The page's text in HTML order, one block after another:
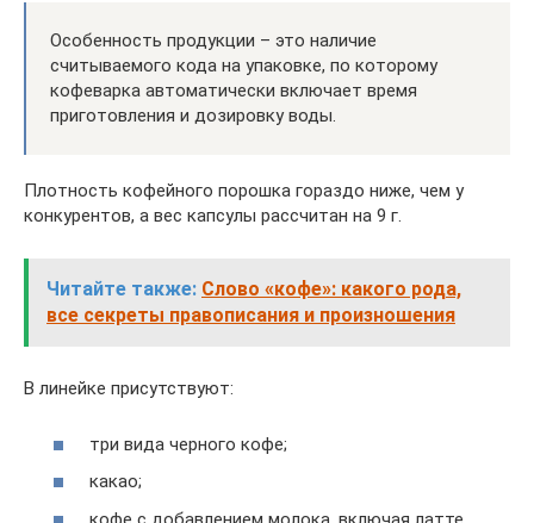
Особенность продукции – это наличие
считываемого кода на упаковке, по которому
кофеварка автоматически включает время
приготовления и дозировку воды.
Плотность кофейного порошка гораздо ниже, чем у
конкурентов, а вес капсулы рассчитан на 9 г.
Читайте также: Слово «кофе»: какого рода,
все секреты правописания и произношения
В линейке присутствуют:
три вида черного кофе;
какао;